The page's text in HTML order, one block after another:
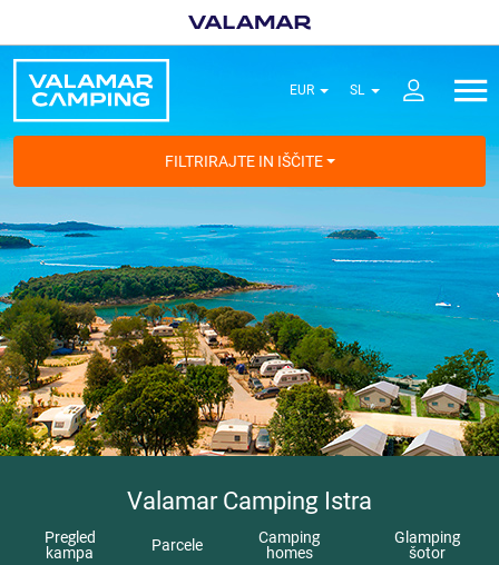
FILTRIRAJTE IN IŠČITE
Valamar Camping Istra
Pregled
kampa
Parcele
Camping
homes
Glamping
šotor